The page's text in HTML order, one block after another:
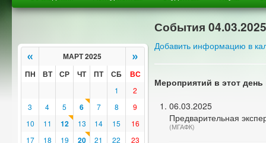
« МАРТ 2025 »
ПН ВТ СР ЧТ ПТ СБ ВС
1
2
3
4 5 6 7 8
9
10
11 12 13 14 15
16
17
18 19 20 21 22
23
События 04.03.2025
Добавить информацию в
Мероприятий в этот день
06.03.2025
Предварительная
(МГАФК)